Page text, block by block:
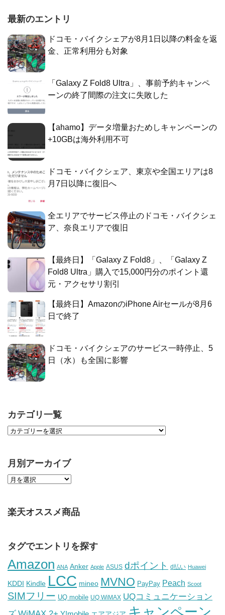
最新のエントリ
ドコモ・バイクシェアが8月1日以降の料金を返
金、正常利用分も対象
「Galaxy Z Fold8 Ultra」、事前予約キャンペ
ーンの終了間際の注文に失敗した
【ahamo】データ増量おためしキャンペーンの
+10GBは海外利用不可
ドコモ・バイクシェア、東京や全国エリアは8
月7日以降に復旧へ
全エリアでサービス停止のドコモ・バイクシェ
ア、奈良エリアで復旧
【最終日】「Galaxy Z Fold8」、「Galaxy Z
Fold8 Ultra」購入で15,000円分のポイント還
元・アクセサリ割引
【最終日】AmazonのiPhone Airセールが8月6
日で終了
ドコモ・バイクシェアのサービス一時停止、5
日（水）も全国に影響
カテゴリ一覧
月別アーカイブ
楽天オススメ商品
タグでエントリを探す
Amazon ANA Anker Apple ASUS dポイント d払い Huawei
KDDI Kindle LCC mineo MVNO PayPay Peach Scoot
SIMフリー UQ mobile UQ WiMAX UQコミュニケーション